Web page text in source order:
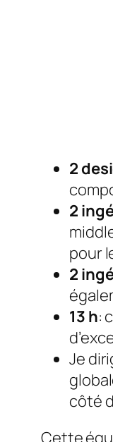
2
2
pour
2
13 h:
Je
côté
Cette